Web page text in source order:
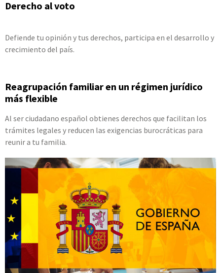
Derecho al voto
Defiende tu opinión y tus derechos, participa en el desarrollo y
crecimiento del país.
Reagrupación familiar en un régimen jurídico
más flexible
Al ser ciudadano español obtienes derechos que facilitan los
trámites legales y reducen las exigencias burocráticas para
reunir a tu familia.